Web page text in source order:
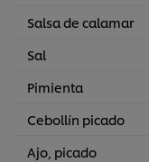
Salsa de calamar
Sal
Pimienta
Cebollín picado
Ajo, picadosimilares)